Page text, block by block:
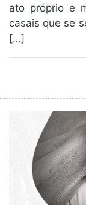
ato próprio e
casais que se
[…]